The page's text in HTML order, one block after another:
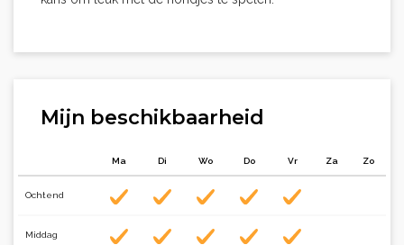
Mijn beschikbaarheid
Ma Di Wo Do Vr Za Zo
Ochtend
Middag